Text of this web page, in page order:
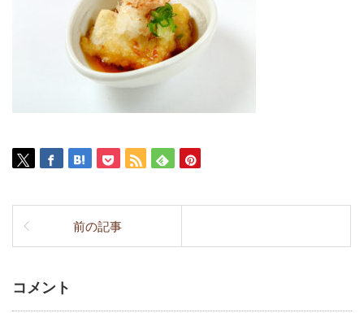
前の記事
コメント